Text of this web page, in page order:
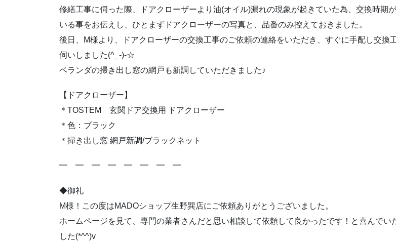
修繕工事に伺った際、ドアクローザーより油(オイル)漏れの現象が起きていた為、交換時期
いる事をお伝えし、ひとまずドアクローザーの写真と、品番のみ控えておきました。
後日、M様より、ドアクローザーの交換工事のご依頼の連絡をいただき、すぐに手配し交換
伺いしました(^_-)-☆
ベランダの掃き出し窓の網戸も新調していただきました♪
【ドアクローザー】
＊TOSTEM 玄関ドア交換用 ドアクローザー
＊色：ブラック
＊掃き出し窓 網戸新調/ブラックネット
━ ━ ━ ━ ━ ━ ━ ━
◆御礼
M様！この度はMADOショップ生野巽店にご依頼ありがとうございました。
ホームページを見て、専門の業者さんだと思い相談して依頼して良かったです！と喜んでい
した(*^^)v